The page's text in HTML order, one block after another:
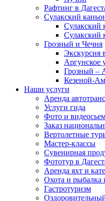
Рафтинг в
Сулакский
Сулакский
Сулакский
Грозный и Чечня
Экскурсия
Аргунское
Грозный –
Кезеной-
Наши услуги
Аренда
Услуги гида
Фото и
Заказ
Вертолетные
Мастер-классы
Сувенирная
Фототур в
Аренда яхт и
Охота и рыбалка
Гастротуризм